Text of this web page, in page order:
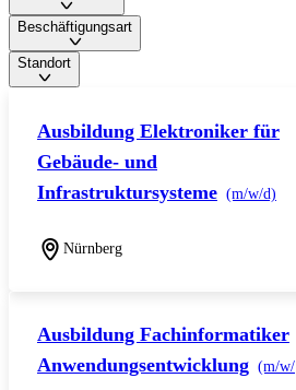
Beschäftigungsart
Standort
Ausbildung Elektroniker für
Gebäude- und
Infrastruktursysteme (m/w/d)
Nürnberg
Ausbildung Fachinformatiker
Anwendungsentwicklung (m/w/